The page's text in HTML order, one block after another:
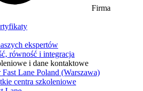
Firma
ekspertów
równość i integracja
i dane kontaktowe
Fast Lane Poland (Warszawa)
centra szkoleniowe